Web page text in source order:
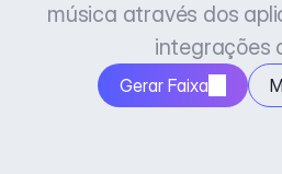
música através dos
integrações
Gerar Faixa